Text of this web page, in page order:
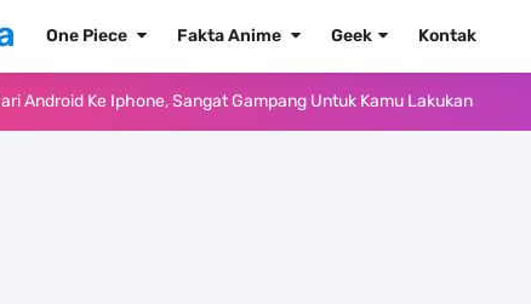
One Piece Fakta Anime Geek Kontak
Android Ke Iphone, Sangat Gampang Untuk Kamu Lakukan